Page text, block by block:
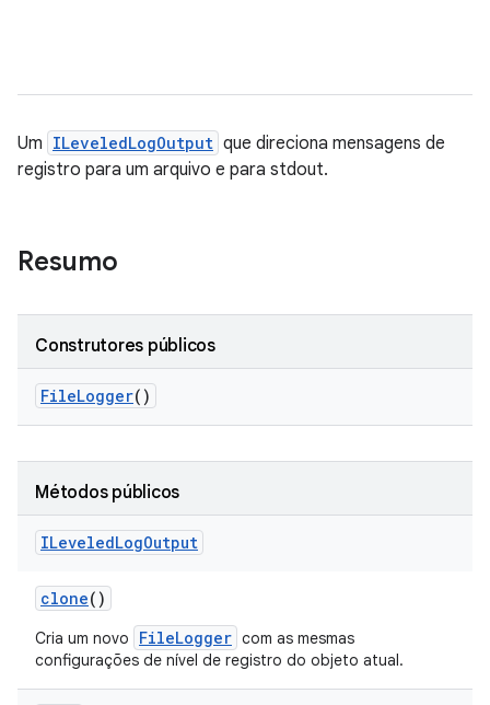
Um ILeveledLogOutput que direciona mensagens de
registro para um arquivo e para stdout.
Resumo
Construtores públicos
FileLogger()
Métodos públicos
ILeveledLogOutput
clone()
Cria um novo FileLogger com as mesmas
configurações de nível de registro do objeto atual.